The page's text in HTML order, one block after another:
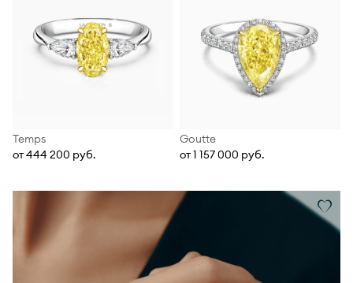
Temps
от 444 200 руб.
Goutte
от 1 157 000 руб.